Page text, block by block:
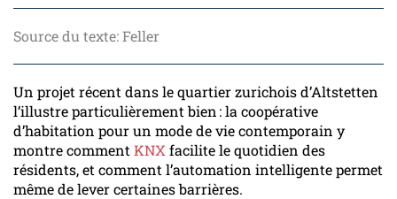
Source du texte: Feller
Un projet récent dans le quartier zurichois d’Altstetten
l’illustre particulièrement bien : la coopérative
d’habitation pour un mode de vie contemporain y
montre comment KNX facilite le quotidien des
résidents, et comment l’automation intelligente permet
même de lever certaines barrières.